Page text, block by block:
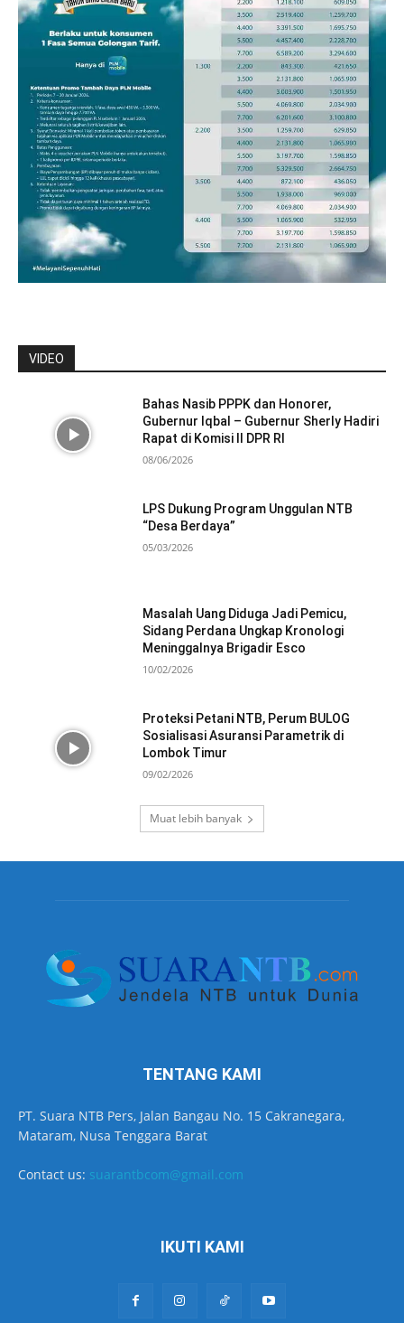
VIDEO
Bahas Nasib PPPK dan Honorer,
Gubernur Iqbal – Gubernur Sherly Hadiri
Rapat di Komisi II DPR RI
08/06/2026
LPS Dukung Program Unggulan NTB
“Desa Berdaya”
05/03/2026
Masalah Uang Diduga Jadi Pemicu,
Sidang Perdana Ungkap Kronologi
Meninggalnya Brigadir Esco
10/02/2026
Proteksi Petani NTB, Perum BULOG
Sosialisasi Asuransi Parametrik di
Lombok Timur
09/02/2026
Muat lebih banyak
TENTANG KAMI
PT. Suara NTB Pers, Jalan Bangau No. 15 Cakranegara,
Mataram, Nusa Tenggara Barat
Contact us: suarantbcom@gmail.com
IKUTI KAMI